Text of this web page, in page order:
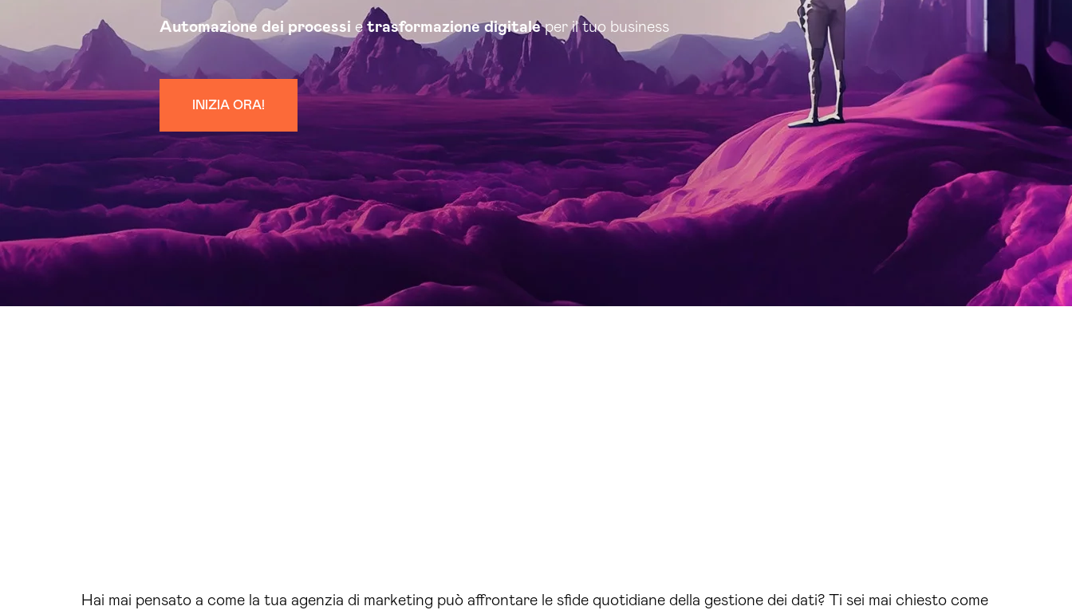
Automazione dei processi etrasformazione digitaleper il tuo business
INIZIA ORA!
Hai mai pensato a come la tua agenzia di marketing può affrontare le sfide quotidiane della gestione dei dati? Ti sei mai chiesto come